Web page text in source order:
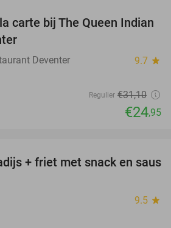
20%
carte bij The Queen Indian
Deventer 9.7 star
Regulier €31,10
€24,95
20%
+ friet met snack en saus
9.5 star